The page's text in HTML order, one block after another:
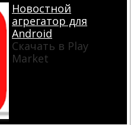
Новостной
агрегатор для
Android
Скачать в Play
Market